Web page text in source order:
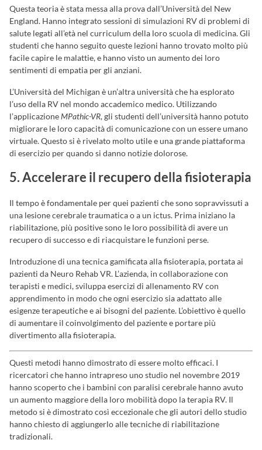
Questa teoria è stata messa alla prova dall’Università del New
England. Hanno integrato sessioni di simulazioni RV di problemi di
salute legati all’età nel curriculum della loro scuola di medicina. Gli
studenti che hanno seguito queste lezioni hanno trovato molto più
facile capire le malattie, e hanno visto un aumento dei loro
sentimenti di empatia per gli anziani.
L’Università del Michigan è un’altra università che ha esplorato
l’uso della RV nel mondo accademico medico. Utilizzando
l’applicazioneMPathic-VR, gli studenti dell’università hanno potuto
migliorare le loro capacità di comunicazione con un essere umano
virtuale. Questo si è rivelato molto utile e una grande piattaforma
di esercizio per quando si danno notizie dolorose.
5. Accelerare il recupero della fisioterapia
Il tempo è fondamentale per quei pazienti che sono sopravvissuti a
una lesione cerebrale traumatica o a un ictus. Prima iniziano la
riabilitazione, più positive sono le loro possibilità di avere un
recupero di successo e di riacquistare le funzioni perse.
Introduzione di una tecnica gamificata alla fisioterapia, portata ai
pazienti da Neuro Rehab VR. L’azienda, in collaborazione con
terapisti e medici, sviluppa esercizi di allenamento RV con
apprendimento in modo che ogni esercizio sia adattato alle
esigenze terapeutiche e ai bisogni del paziente. L’obiettivo è quello
di aumentare il coinvolgimento del paziente e portare più
divertimento alla fisioterapia.
Questi metodi hanno dimostrato di essere molto efficaci. I
ricercatori che hanno intrapreso uno studio nel novembre 2019
hanno scoperto che i bambini con paralisi cerebrale hanno avuto
un aumento maggiore della loro mobilità dopo la terapia RV. Il
metodo si è dimostrato così eccezionale che gli autori dello studio
hanno chiesto di aggiungerlo alle tecniche di riabilitazione
tradizionali.